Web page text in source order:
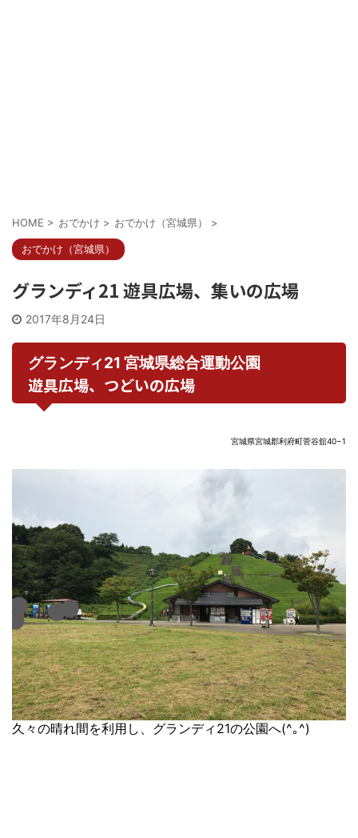
HOME > おでかけ > おでかけ（宮城県） >
おでかけ（宮城県）
グランディ21 遊具広場、集いの広場
2017年8月24日
グランディ21 宮城県総合運動公園
遊具広場、つどいの広場
宮城県宮城郡利府町菅谷舘40−1
久々の晴れ間を利用し、グランディ21の公園へ(^｡^)